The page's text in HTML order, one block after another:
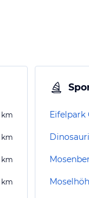
km
km
km
km
Eifelpark